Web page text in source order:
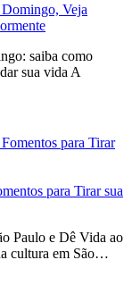
Veja
saiba como
sua vida A
para Tirar sua
Paulo e Dê Vida ao
cultura em São…